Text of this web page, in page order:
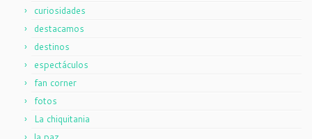
curiosidades
destacamos
destinos
espectáculos
fan corner
fotos
La chiquitania